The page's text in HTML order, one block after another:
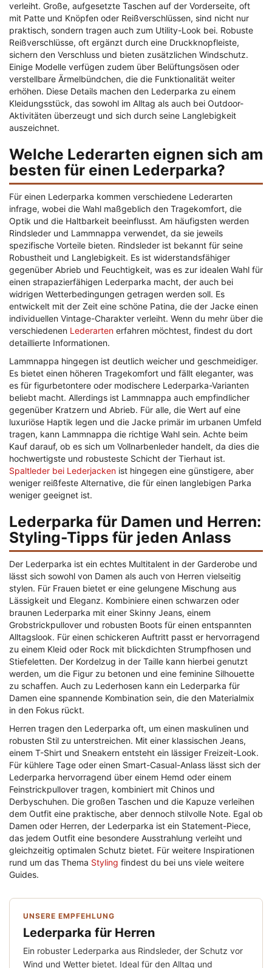
verleiht. Große, aufgesetzte Taschen auf der Vorderseite, oft
mit Patte und Knöpfen oder Reißverschlüssen, sind nicht nur
praktisch, sondern tragen auch zum Utility-Look bei. Robuste
Reißverschlüsse, oft ergänzt durch eine Druckknopfleiste,
sichern den Verschluss und bieten zusätzlichen Windschutz.
Einige Modelle verfügen zudem über Belüftungsösen oder
verstellbare Ärmelbündchen, die die Funktionalität weiter
erhöhen. Diese Details machen den Lederparka zu einem
Kleidungsstück, das sowohl im Alltag als auch bei Outdoor-
Aktivitäten überzeugt und sich durch seine Langlebigkeit
auszeichnet.
Welche Lederarten eignen sich am
besten für einen Lederparka?
Für einen Lederparka kommen verschiedene Lederarten
infrage, wobei die Wahl maßgeblich den Tragekomfort, die
Optik und die Haltbarkeit beeinflusst. Am häufigsten werden
Rindsleder und Lammnappa verwendet, da sie jeweils
spezifische Vorteile bieten. Rindsleder ist bekannt für seine
Robustheit und Langlebigkeit. Es ist widerstandsfähiger
gegenüber Abrieb und Feuchtigkeit, was es zur idealen Wahl für
einen strapazierfähigen Lederparka macht, der auch bei
widrigen Wetterbedingungen getragen werden soll. Es
entwickelt mit der Zeit eine schöne Patina, die der Jacke einen
individuellen Vintage-Charakter verleiht. Wenn du mehr über die
verschiedenen Lederarten erfahren möchtest, findest du dort
detaillierte Informationen.
Lammnappa hingegen ist deutlich weicher und geschmeidiger.
Es bietet einen höheren Tragekomfort und fällt eleganter, was
es für figurbetontere oder modischere Lederparka-Varianten
beliebt macht. Allerdings ist Lammnappa auch empfindlicher
gegenüber Kratzern und Abrieb. Für alle, die Wert auf eine
luxuriöse Haptik legen und die Jacke primär im urbanen Umfeld
tragen, kann Lammnappa die richtige Wahl sein. Achte beim
Kauf darauf, ob es sich um Vollnarbenleder handelt, da dies die
hochwertigste und robusteste Schicht der Tierhaut ist.
Spaltleder bei Lederjacken ist hingegen eine günstigere, aber
weniger reißfeste Alternative, die für einen langlebigen Parka
weniger geeignet ist.
Lederparka für Damen und Herren:
Styling-Tipps für jeden Anlass
Der Lederparka ist ein echtes Multitalent in der Garderobe und
lässt sich sowohl von Damen als auch von Herren vielseitig
stylen. Für Frauen bietet er eine gelungene Mischung aus
Lässigkeit und Eleganz. Kombiniere einen schwarzen oder
braunen Lederparka mit einer Skinny Jeans, einem
Grobstrickpullover und robusten Boots für einen entspannten
Alltagslook. Für einen schickeren Auftritt passt er hervorragend
zu einem Kleid oder Rock mit blickdichten Strumpfhosen und
Stiefeletten. Der Kordelzug in der Taille kann hierbei genutzt
werden, um die Figur zu betonen und eine feminine Silhouette
zu schaffen. Auch zu Lederhosen kann ein Lederparka für
Damen eine spannende Kombination sein, die den Materialmix
in den Fokus rückt.
Herren tragen den Lederparka oft, um einen maskulinen und
robusten Stil zu unterstreichen. Mit einer klassischen Jeans,
einem T-Shirt und Sneakern entsteht ein lässiger Freizeit-Look.
Für kühlere Tage oder einen Smart-Casual-Anlass lässt sich der
Lederparka hervorragend über einem Hemd oder einem
Feinstrickpullover tragen, kombiniert mit Chinos und
Derbyschuhen. Die großen Taschen und die Kapuze verleihen
dem Outfit eine praktische, aber dennoch stilvolle Note. Egal ob
Damen oder Herren, der Lederparka ist ein Statement-Piece,
das jedem Outfit eine besondere Ausstrahlung verleiht und
gleichzeitig optimalen Schutz bietet. Für weitere Inspirationen
rund um das Thema Styling findest du bei uns viele weitere
Guides.
UNSERE EMPFEHLUNG
Lederparka für Herren
Ein robuster Lederparka aus Rindsleder, der Schutz vor
Wind und Wetter bietet. Ideal für den Alltag und